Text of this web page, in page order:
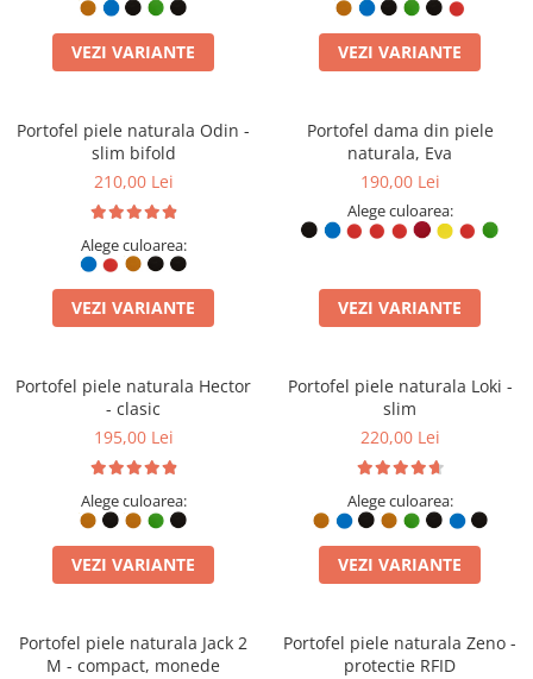
VEZI VARIANTE VEZI VARIANTE
Portofel piele naturala Odin -
slim bifold
210,00 Lei
Alege culoarea:
VEZI VARIANTE
Portofel dama din piele
naturala, Eva
190,00 Lei
Alege culoarea:
VEZI VARIANTE
Portofel piele naturala Hector
- clasic
195,00 Lei
Alege culoarea:
VEZI VARIANTE
Portofel piele naturala Loki -
slim
220,00 Lei
Alege culoarea:
VEZI VARIANTE
Portofel piele naturala Jack 2
M - compact, monede
Portofel piele naturala Zeno -
protectie RFID